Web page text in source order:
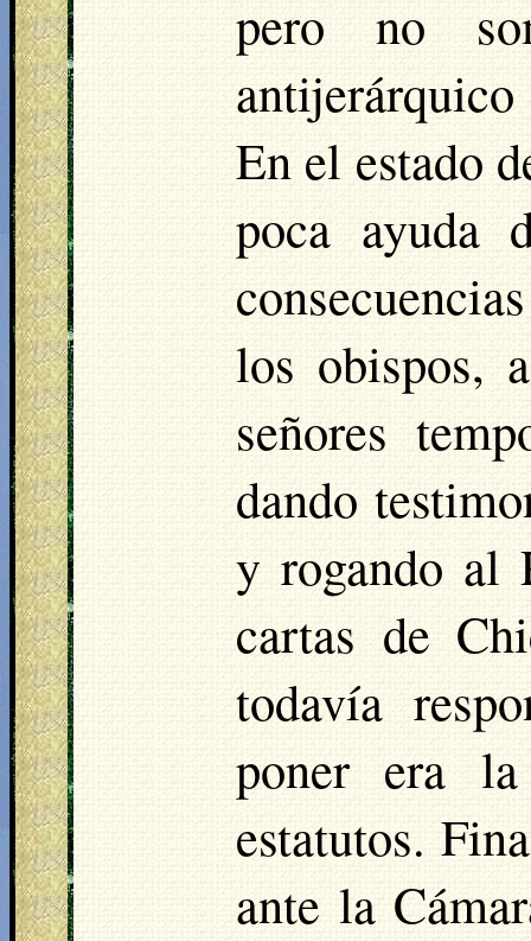
pero no
antijerárquico
En el estado
poca
los obispos,
señores
dando
y rogando al
cartas de
todavía
poner era
estatutos.
ante la